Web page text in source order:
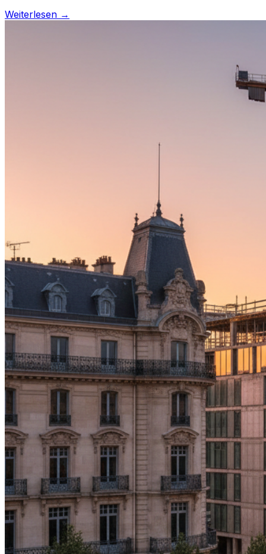
Weiterlesen →